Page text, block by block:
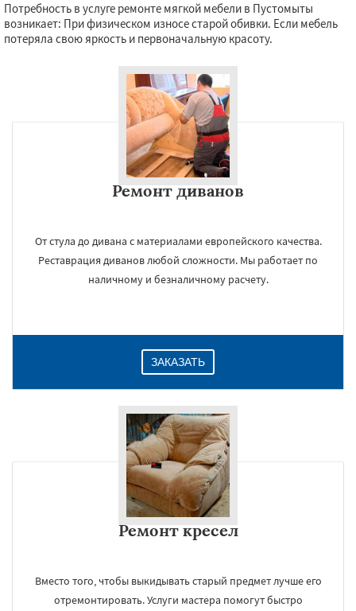
Потребность в услуге ремонте мягкой мебели в Пустомыты
возникает: При физическом износе старой обивки. Если мебель
потеряла свою яркость и первоначальную красоту.
Ремонт диванов
От стула до дивана с материалами европейского качества.
Реставрация диванов любой сложности. Мы работает по
наличному и безналичному расчету.
ЗАКАЗАТЬ
Ремонт кресел
Вместо того, чтобы выкидывать старый предмет лучше его
отремонтировать. Услуги мастера помогут быстро